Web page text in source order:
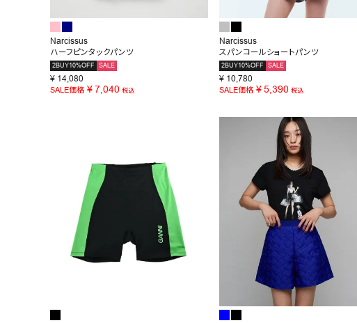
Narcissus
ハーフピンタックパンツ
2BUY10%OFF SALE
¥ 14,080
SALE価格 ¥7,040 税込
Narcissus
スパンコールショートパンツ
2BUY10%OFF SALE
¥ 10,780
SALE価格 ¥5,390 税込